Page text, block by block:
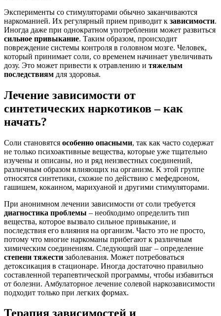
Эксперименты со стимуляторами обычно заканчиваются
наркоманией. Их регулярный прием приводит к зависимости.
Иногда даже при однократном употреблении может развиться
сильное привыкание. Таким образом, происходит
повреждение системы контроля в головном мозге. Человек,
который принимает соли, со временем начинает увеличивать
дозу. Это может привести к отравлению и тяжелым
последствиям для здоровья.
Лечение зависимости от
синтетических наркотиков – как
начать?
Соли становятся особенно опасными, так как часто содержат
не только психоактивные вещества, которые уже тщательно
изучены и описаны, но и ряд неизвестных соединений,
различным образом влияющих на организм. К этой группе
относятся синтетики, схожие по действию с мефедроном,
гашишем, кокаином, марихуаной и другими стимуляторами.
При анонимном лечении зависимости от соли требуется
диагностика проблемы – необходимо определить тип
вещества, которое вызвало сильное привыкание, и
последствия его влияния на организм. Часто это не просто,
потому что многие наркоманы прибегают к различным
химическим соединениям. Следующий шаг – определение
степени тяжести заболевания. Может потребоваться
детоксикация в стационаре. Иногда достаточно правильно
составленной терапевтической программы, чтобы избавиться
от болезни. Амбулаторное лечение солевой наркозависимости
подходит только при легких формах.
Терапия зависимостей и